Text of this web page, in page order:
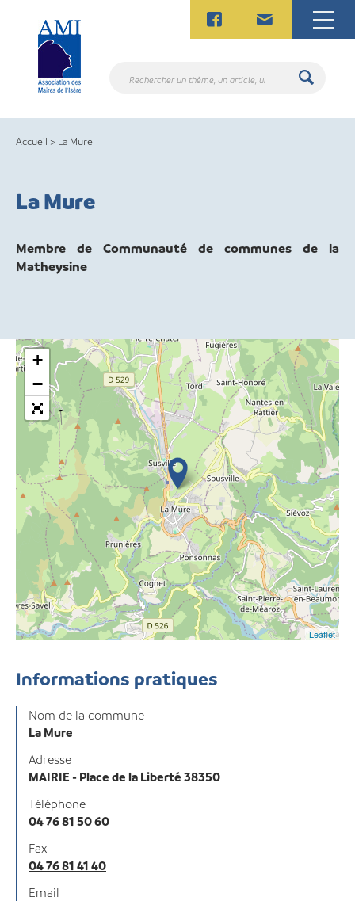
content
Rechercher
Accueil > La Mure
La Mure
Membre de Communauté de communes de la
Matheysine
+
−
Leaflet
Informations pratiques
Nom de la commune
La Mure
Adresse
MAIRIE - Place de la Liberté 38350
Téléphone
04 76 81 50 60
Fax
04 76 81 41 40
Email